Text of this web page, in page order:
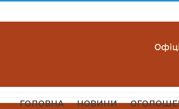
ГОЛОВНА НОВИНИ